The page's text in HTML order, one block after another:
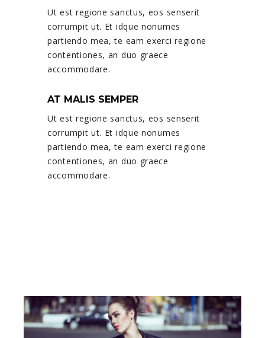
Ut est regione sanctus, eos senserit
corrumpit ut. Et idque nonumes
partiendo mea, te eam exerci regione
contentiones, an duo graece
accommodare.
AT MALIS SEMPER
Ut est regione sanctus, eos senserit
corrumpit ut. Et idque nonumes
partiendo mea, te eam exerci regione
contentiones, an duo graece
accommodare.